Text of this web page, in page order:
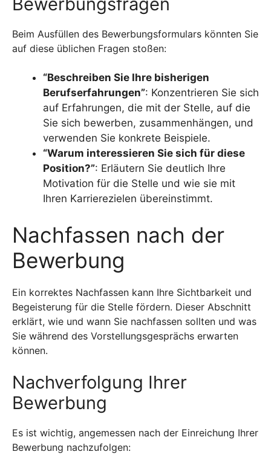
Beim Ausfüllen des Bewerbungsformulars könnten Sie
auf diese üblichen Fragen stoßen:
“Beschreiben Sie Ihre bisherigen
Berufserfahrungen”: Konzentrieren Sie sich
auf Erfahrungen, die mit der Stelle, auf die
Sie sich bewerben, zusammenhängen, und
verwenden Sie konkrete Beispiele.
“Warum interessieren Sie sich für diese
Position?”: Erläutern Sie deutlich Ihre
Motivation für die Stelle und wie sie mit
Ihren Karrierezielen übereinstimmt.
Nachfassen nach der
Bewerbung
Ein korrektes Nachfassen kann Ihre Sichtbarkeit und
Begeisterung für die Stelle fördern. Dieser Abschnitt
erklärt, wie und wann Sie nachfassen sollten und was
Sie während des Vorstellungsgesprächs erwarten
können.
Nachverfolgung Ihrer
Bewerbung
Es ist wichtig, angemessen nach der Einreichung Ihrer
Bewerbung nachzufolgen: